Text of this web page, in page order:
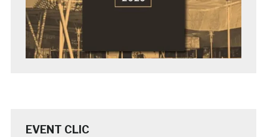
EVENT CLIC